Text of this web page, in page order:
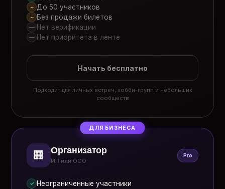
~ До 50 участников
~ Без продажи билетов
— Нет верификации
— Нет приоритета в ленте
Начать бесплатно
Подходит для личных встреч, хобби-групп и небольших
сообществ
ДЛЯ БИЗНЕСА
🏢 Организатор
ИП или ООО
Pro
✓ Неограниченные участники